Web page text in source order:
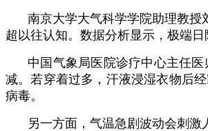
南京大学大气科学学院助理教
超以往认知。数据分析显示，极端
中国气象局医院诊疗中心主任
减。若穿着过多，汗液浸湿衣物后
病毒。
另一方面，气温急剧波动会刺